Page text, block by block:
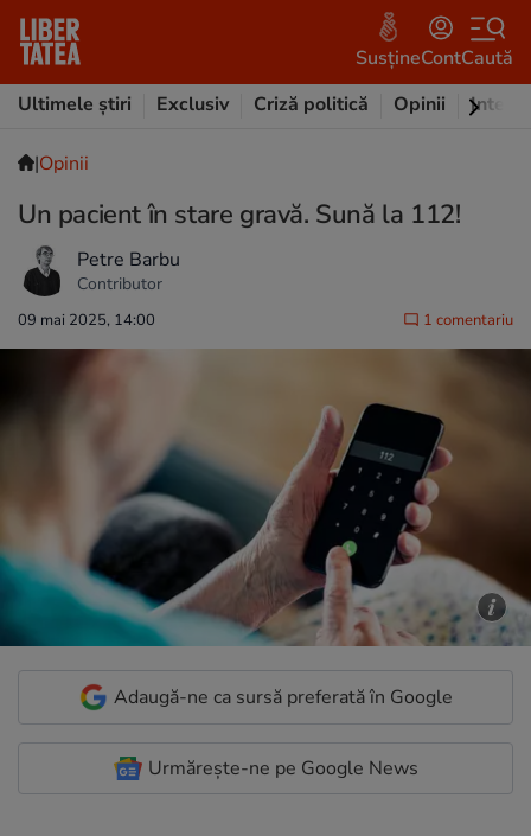
SusțineContCaută
Ultimele știri
Exclusiv Criză politică Opinii
|Opinii
Un pacient în stare gravă. Sună la 112!
Petre Barbu
Contributor
09 mai 2025, 14:00 1 comentariu
Adaugă-ne ca sursă preferată în Google
Urmărește-ne pe Google News